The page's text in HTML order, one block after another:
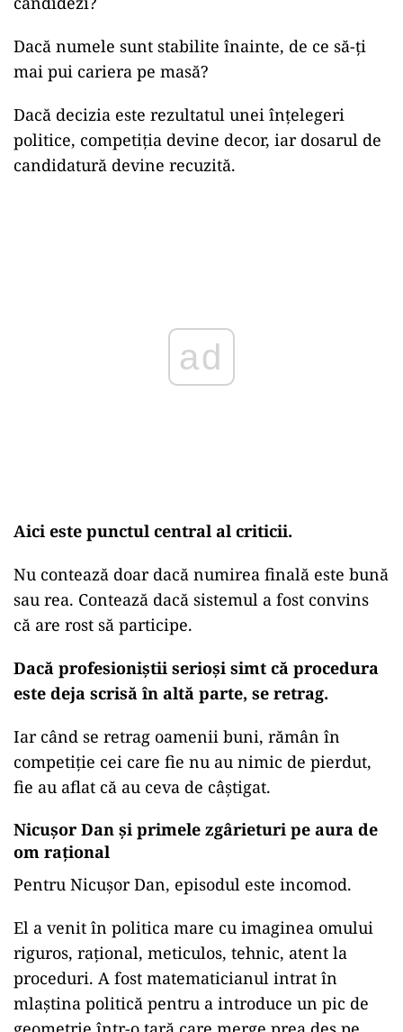
Dacă numele sunt stabilite înainte, de ce să-ți
mai pui cariera pe masă?
Dacă decizia este rezultatul unei înțelegeri
politice, competiția devine decor, iar dosarul de
candidatură devine recuzită.
ad
Aici este punctul central al criticii.
Nu contează doar dacă numirea finală este bună
sau rea. Contează dacă sistemul a fost convins
că are rost să participe.
Dacă profesioniștii serioși simt că procedura
este deja scrisă în altă parte, se retrag.
Iar când se retrag oamenii buni, rămân în
competiție cei care fie nu au nimic de pierdut,
fie au aflat că au ceva de câștigat.
Nicușor Dan și primele zgârieturi pe aura de
om rațional
Pentru Nicușor Dan, episodul este incomod.
El a venit în politica mare cu imaginea omului
riguros, rațional, meticulos, tehnic, atent la
proceduri. A fost matematicianul intrat în
mlaștina politică pentru a introduce un pic de